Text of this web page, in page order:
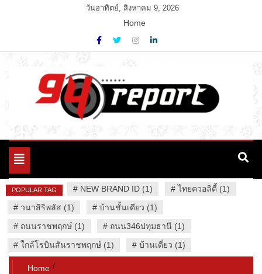
วันอาทิตย์, สิงหาคม 9, 2026
Home
94 Report.com
Variety News
Toggle
POPULAR TAG # NEW BRAND ID (1) #ไทยควอลิตี้ (1)
# วนาสิริพลัส (1) # บ้านชั้นเดียว (1)
# ถนนราชพฤกษ์ (1) # ถนน346ปทุมธานี (1)
# ใกล้โรบินสันราชพฤกษ์ (1) # บ้านเดี่ยว (1)
Home